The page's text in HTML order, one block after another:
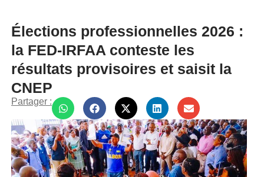
Élections professionnelles 2026 :
la FED-IRFAA conteste les
résultats provisoires et saisit la
CNEP
Partager :